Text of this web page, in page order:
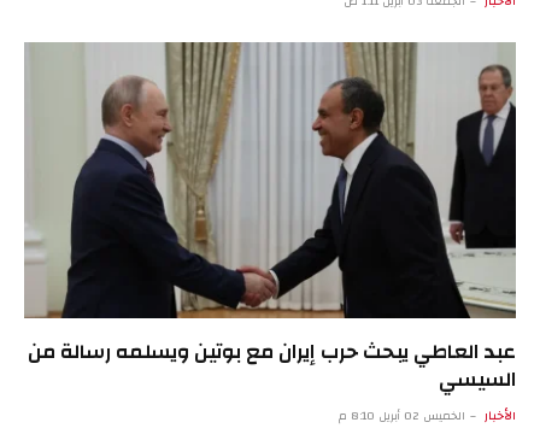
عبد العاطي يبحث حرب إيران مع بوتين ويسلمه رسالة من
السيسي
الأخبار الخميس 02 أبريل 8:10 م